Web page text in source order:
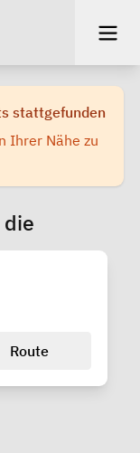
stattgefunden
Ihrer Nähe zu
die
Route